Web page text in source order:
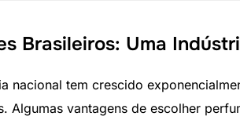
Brasileiros: Uma
nacional tem crescido
Algumas vantagens de escolher